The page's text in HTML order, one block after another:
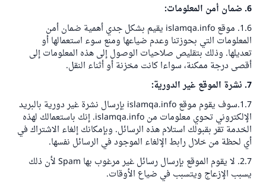
6. ضمان أمن المعلومات:
1.6. موقع
islamqa.info يقيم بشكل جدي أهمية ضمان أمن
المعلومات التي بحوزتنا وعدم ضياعها ومنع سوء استعمالها أو
تعديلها. وذلك بتقليص صلاحيات الوصول إلى هذه المعلومات إلى
أقصى درجة ممكنة، سواءا كانت مخزنة أو أثناء النقل.
7. نشرة الموقع غير الدورية:
1.7.سوف يقوم موقع
islamqa.info بإرسال نشرة غير دورية بالبريد
الإلكتروني تحوي معلومات منislamqa.info. إنك باستعمالك لهذه
الخدمة تقر بقبولك استلام هذه الرسائل. وبإمكانك إلغاء الاشتراك في
أي لحظة من خلال رابط الإلغاء الموجود في الرسائل نفسها.
2.7. لا يقوم الموقع بإرسال رسائل غير مرغوب بها
Spamلأن ذلك
يسبب الإزعاج ويتسبب في ضياع الأوقات.